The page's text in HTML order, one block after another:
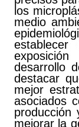
los
medio
desarrollo
destacar
mejor
asociados
mejorar la